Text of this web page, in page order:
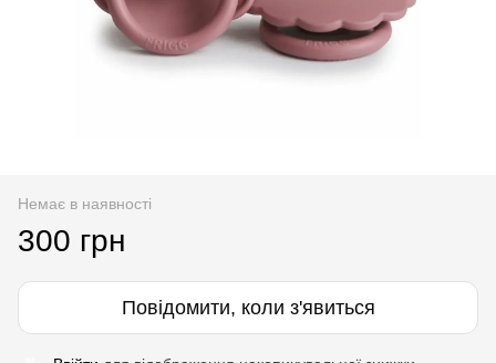
Немає в наявності
300 грн
Повідомити, коли з'явиться